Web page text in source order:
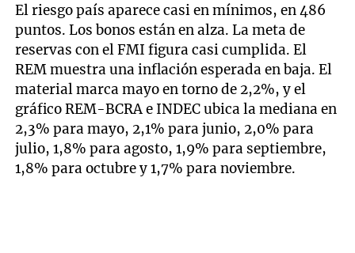
El riesgo país aparece casi en mínimos, en 486
puntos. Los bonos están en alza. La meta de
reservas con el FMI figura casi cumplida. El
REM muestra una inflación esperada en baja. El
material marca mayo en torno de 2,2%, y el
gráfico REM-BCRA e INDEC ubica la mediana en
2,3% para mayo, 2,1% para junio, 2,0% para
julio, 1,8% para agosto, 1,9% para septiembre,
1,8% para octubre y 1,7% para noviembre.